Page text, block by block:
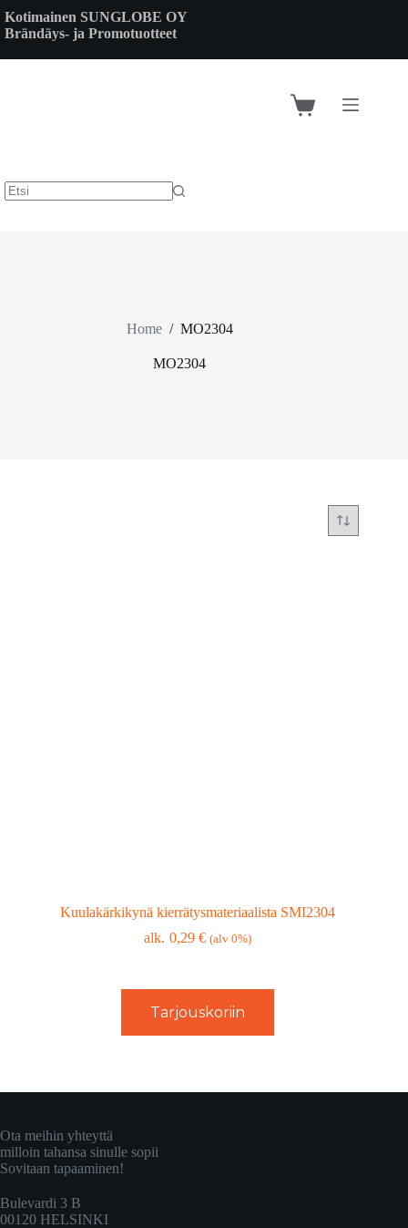
to
content
Kotimainen SUNGLOBE OY
Brändäys- ja Promotuotteet
Shopping
Home / MO2304
MO2304
Kuulakärkikynä kierrätysmateriaalista SMI2304
0,29€ (alv 0%)
Tarjouskoriin
Ota meihin yhteyttä
milloin tahansa sinulle sopii
Sovitaan tapaaminen!
Bulevardi 3 B
00120 HELSINKI